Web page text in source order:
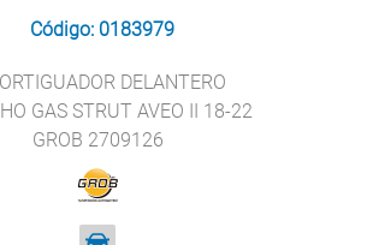
Código: 0183979
DELANTERO
GAS STRUT AVEO II 18-22
GROB 2709126